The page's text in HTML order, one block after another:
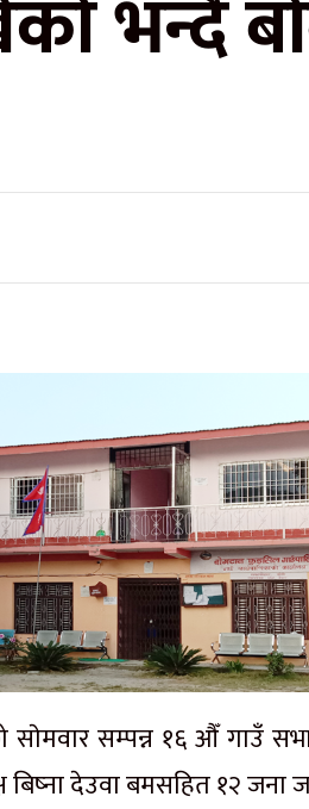
भन्दै
सम्पन्न १६ औँ गाउँ
बिष्ना देउवा बमसहित १२ जना